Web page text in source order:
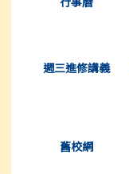
週三進修講義
舊校網